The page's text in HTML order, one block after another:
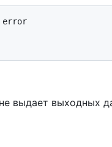
выдает выходных